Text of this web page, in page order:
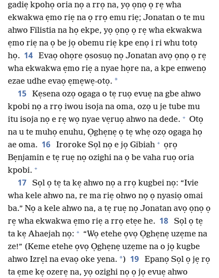
gadiẹ kpohọ oria nọ a rrọ na, yọ ọnọ ọ rẹ wha
ekwakwa ẹmo riẹ na ọ rrọ emu riẹ; Jonatan o te mu
ahwo Filistia na họ ekpe, yọ ọnọ ọ rẹ wha ekwakwa
ẹmo riẹ na ọ be jọ obemu riẹ kpe enọ i ri whu totọ
họ. 14
Evaọ ohọre ọsosuọ nọ Jonatan avọ ọnọ ọ rẹ
wha ekwakwa ẹmo riẹ a nyae họre na, a kpe enwenọ
ezae udhe evaọ ẹmẹwẹ-otọ. *
15
Kẹsena ozọ ogaga o tẹ ruọ evuẹ na gbe ahwo
kpobi nọ a rrọ iwou isoja na oma, ozọ u je tube mu
itu isoja nọ e rẹ wọ nyae vẹruọ ahwo na dede. + Otọ
na u te muhọ enuhu, Ọghẹnẹ ọ tẹ whẹ ozọ ogaga họ
ae oma. 16 Iroroke Sọl nọ e jọ Gibiah + ọrọ
Bẹnjamin e tẹ ruẹ nọ ozighi na ọ be vaha ruọ oria
kpobi. +
17
Sọl ọ tẹ ta kẹ ahwo nọ a rrọ kugbei nọ: “Ivie
wha kele ahwo na, re ma riẹ ohwo nọ ọ nyasiọ omai
ba.” Nọ a kele ahwo na, a tẹ ruẹ nọ Jonatan avọ ọnọ ọ
rẹ wha ekwakwa ẹmo riẹ a rrọ etẹe he. 18
Sọl ọ tẹ
ta kẹ Ahaejah nọ: + “Wọ etehe ọvọ Ọghẹnẹ uzẹme na
ze!” (Keme etehe ọvọ Ọghẹnẹ uzẹme na o jọ kugbe
ahwo Izrẹl na evaọ oke yena. *) 19
Epanọ Sọl ọ jẹ rọ
ta ẹme kẹ ozerẹ na, yọ ozighi nọ ọ jọ evuẹ ahwo